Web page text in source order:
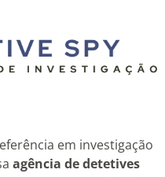
em investigação
agência de detetives